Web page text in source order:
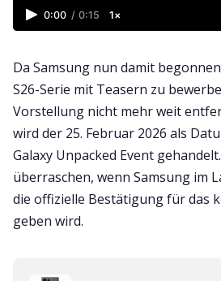
0:00 / 0:15 1×
Da Samsung nun damit
S26-Serie mit Teasern zu
Vorstellung nicht mehr weit
wird der 25. Februar 2026 als
Galaxy Unpacked Event
überraschen, wenn Samsung im
die offizielle Bestätigung für das
geben wird.